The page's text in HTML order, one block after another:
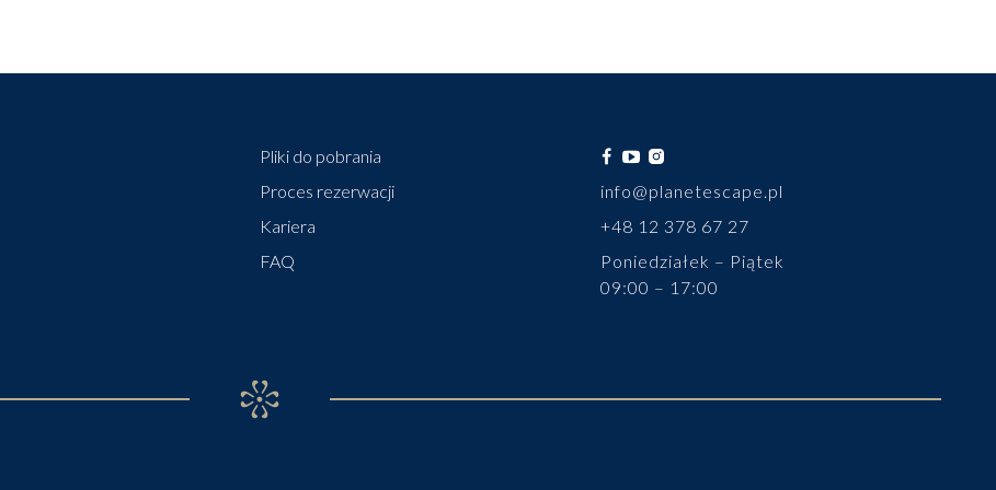
Pliki do pobrania
Proces rezerwacji
Kariera
FAQ
info@planetescape.pl
+48 12 378 67 27
Poniedziałek – Piątek
09:00 – 17:00